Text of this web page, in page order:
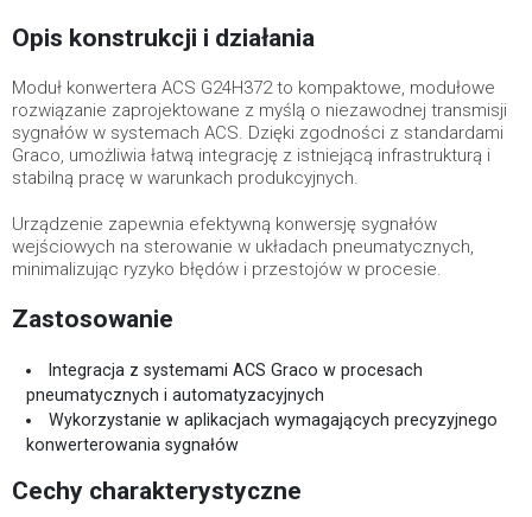
Opis konstrukcji i działania
Moduł konwertera ACS G24H372 to kompaktowe, modułowe
rozwiązanie zaprojektowane z myślą o niezawodnej transmisji
sygnałów w systemach ACS. Dzięki zgodności z standardami
Graco, umożliwia łatwą integrację z istniejącą infrastrukturą i
stabilną pracę w warunkach produkcyjnych.
Urządzenie zapewnia efektywną konwersję sygnałów
wejściowych na sterowanie w układach pneumatycznych,
minimalizując ryzyko błędów i przestojów w procesie.
Zastosowanie
Integracja z systemami ACS Graco w procesach
pneumatycznych i automatyzacyjnych
Wykorzystanie w aplikacjach wymagających precyzyjnego
konwerterowania sygnałów
Cechy charakterystyczne